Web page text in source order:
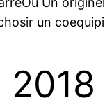
un